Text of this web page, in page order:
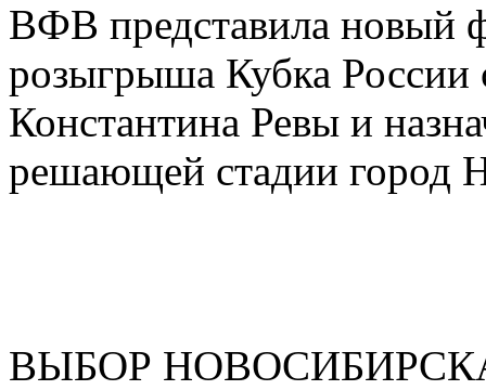
ВФВ представила новый
розыгрыша Кубка России
Константина Ревы и
решающей стадии город
ВЫБОР